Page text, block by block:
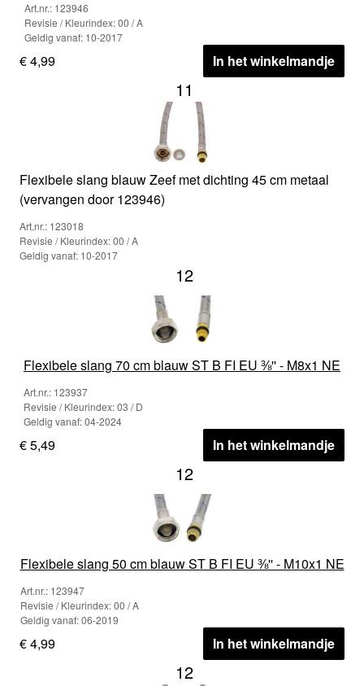
Art.nr.: 123946
Revisie / Kleurindex: 00 / A
Geldig vanaf: 10-2017
€ 4,99 In het winkelmandje
11
Flexibele slang blauw Zeef met dichting 45 cm metaal
(vervangen door 123946)
Art.nr.: 123018
Revisie / Kleurindex: 00 / A
Geldig vanaf: 10-2017
12
Flexibele slang 70 cm blauw ST B FI EU ⅜'' - M8x1 NE
Art.nr.: 123937
Revisie / Kleurindex: 03 / D
Geldig vanaf: 04-2024
€ 5,49 In het winkelmandje
12
Flexibele slang 50 cm blauw ST B FI EU ⅜'' - M10x1 NE
Art.nr.: 123947
Revisie / Kleurindex: 00 / A
Geldig vanaf: 06-2019
€ 4,99 In het winkelmandje
12